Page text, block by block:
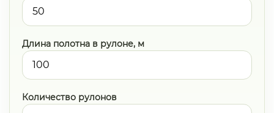
Длина полотна в рулоне, м
Количество рулонов